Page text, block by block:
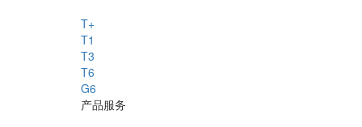
T+
T1
T3
T6
G6
产品服务